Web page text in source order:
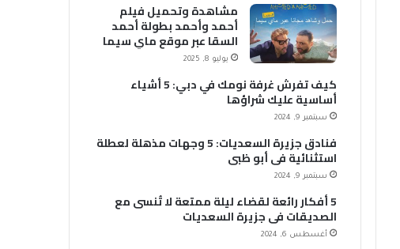
مشاهدة وتحميل فيلم
أحمد وأحمد بطولة أحمد
السقا عبر موقع ماي سيما
MyCima (وي سيما WeCima)
يوليو 8, 2025
كيف تفرش غرفة نومك في دبي: 5 أشياء
أساسية عليك شراؤها
سبتمبر 9, 2024
فنادق جزيرة السعديات: 5 وجهات مذهلة لعطلة
استثنائية في أبو ظبي
سبتمبر 9, 2024
5 أفكار رائعة لقضاء ليلة ممتعة لا تُنسى مع
الصديقات في جزيرة السعديات
أغسطس 6, 2024